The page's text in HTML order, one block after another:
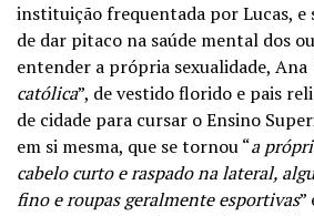
instituição frequentada por Lucas, e
de dar pitaco na saúde mental dos
entender a própria sexualidade, Ana
católica”, de vestido florido e pais
de cidade para cursar o Ensino
em si mesma, que se tornou “a
cabelo curto e raspado na lateral,
fino e roupas geralmente esportivas”